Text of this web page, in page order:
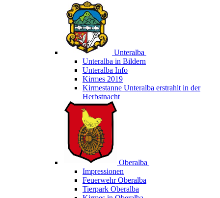
Unteralba
Unteralba in Bildern
Unteralba Info
Kirmes 2019
Kirmestanne Unteralba erstrahlt in der
Herbstnacht
Oberalba
Impressionen
Feuerwehr Oberalba
Tierpark Oberalba